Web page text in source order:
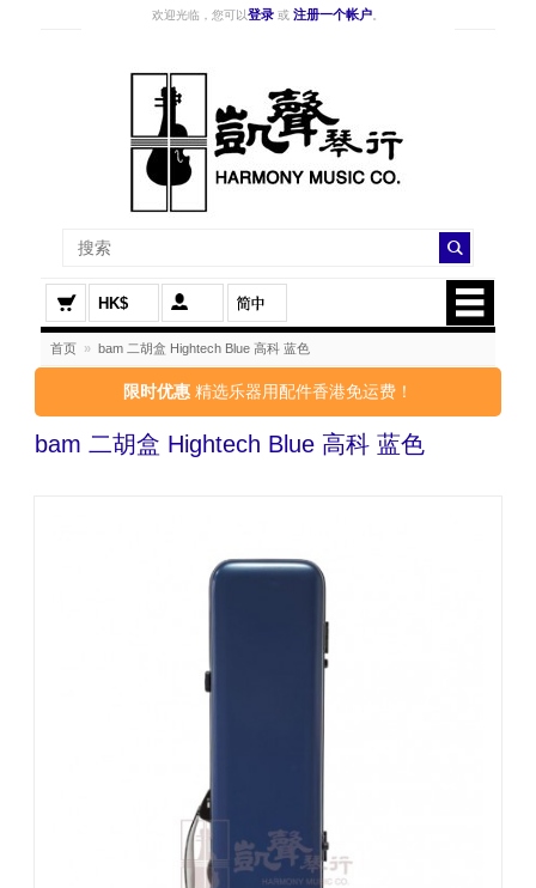
欢迎光临，您可以登录 或 注册一个帐户
HK$
首页 » bam 二胡盒 Hightech Blue 高科 蓝色
限时优惠 精选乐器用配件香港免运费！
bam 二胡盒 Hightech Blue 高科 蓝色